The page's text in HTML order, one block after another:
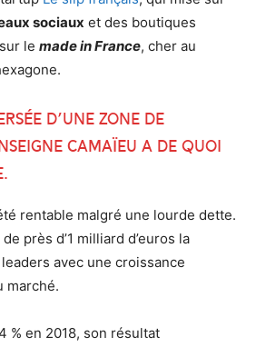
sociaux et des boutiques
le made in France, cher au
d’une zone de
Camaïeu a de quoi
rentable malgré une lourde dette.
près d’1 milliard d’euros la
avec une croissance
marché.
% en 2018, son résultat